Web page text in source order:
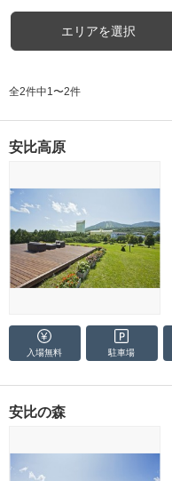
エリアを選択
全2件中1〜2件
安比高原
入場無料 駐車場
安比の森